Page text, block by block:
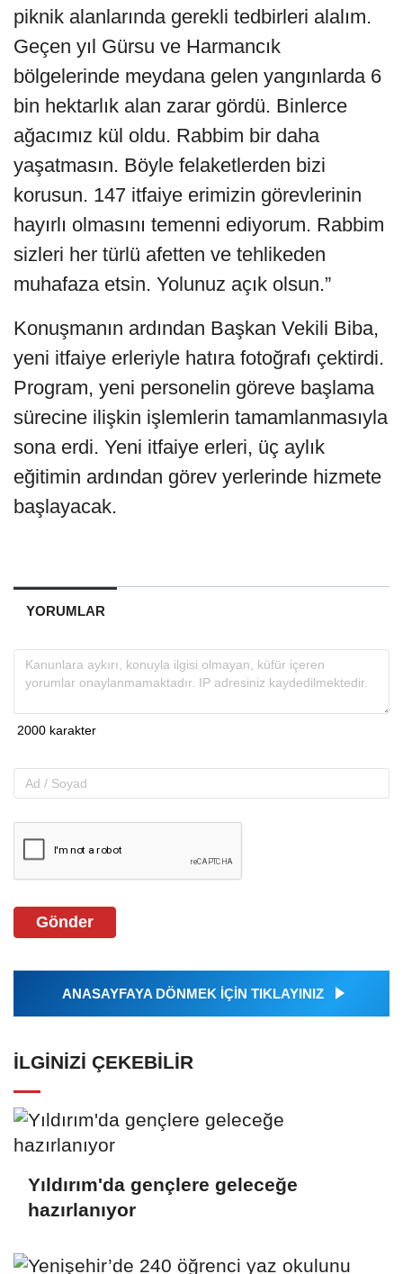
piknik alanlarında gerekli tedbirleri alalım.
Geçen yıl Gürsu ve Harmancık
bölgelerinde meydana gelen yangınlarda 6
bin hektarlık alan zarar gördü. Binlerce
ağacımız kül oldu. Rabbim bir daha
yaşatmasın. Böyle felaketlerden bizi
korusun. 147 itfaiye erimizin görevlerinin
hayırlı olmasını temenni ediyorum. Rabbim
sizleri her türlü afetten ve tehlikeden
muhafaza etsin. Yolunuz açık olsun.”
Konuşmanın ardından Başkan Vekili Biba,
yeni itfaiye erleriyle hatıra fotoğrafı çektirdi.
Program, yeni personelin göreve başlama
sürecine ilişkin işlemlerin tamamlanmasıyla
sona erdi. Yeni itfaiye erleri, üç aylık
eğitimin ardından görev yerlerinde hizmete
başlayacak.
YORUMLAR
Gönder
ANASAYFAYA DÖNMEK İÇİN TIKLAYINIZ
İLGINIZI ÇEKEBILIR
Yıldırım'da gençlere geleceğe
hazırlanıyor